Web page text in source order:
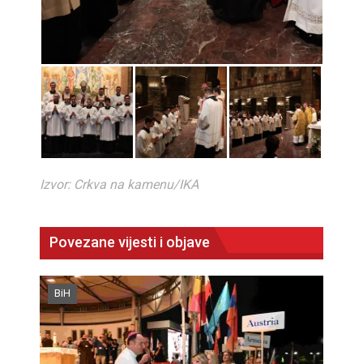
Izvor: Crkva na kamenu/IKA
Povezane vijesti i objave
BiH